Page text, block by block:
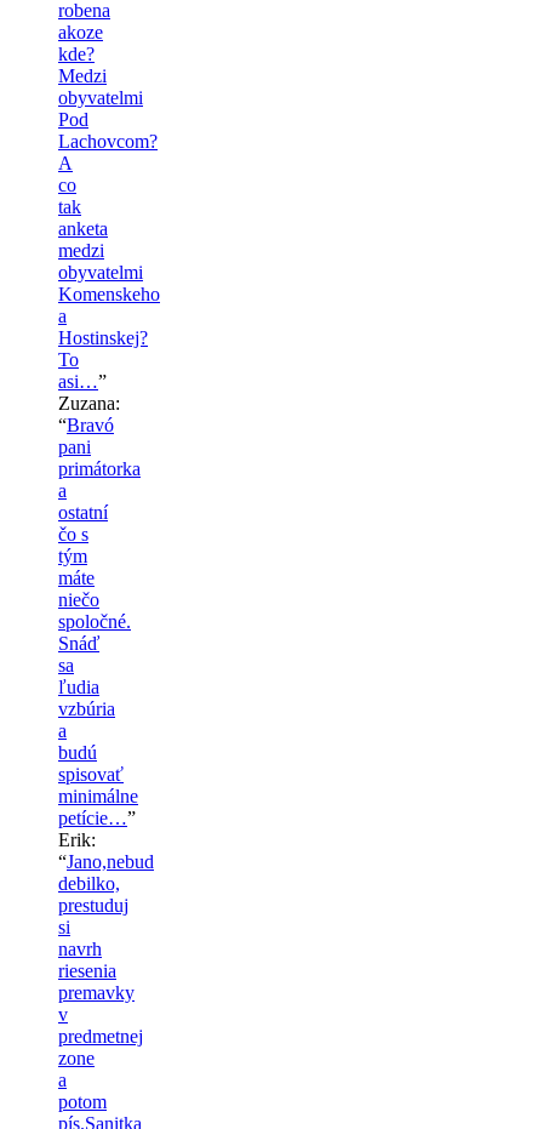
robena
akoze
kde?
Medzi
obyvatelmi
Pod
Lachovcom?
A
co
tak
anketa
medzi
obyvatelmi
Komenskeho
a
Hostinskej?
To
asi…”
Zuzana:
“Bravó
pani
primátorka
a
ostatní
čo s
tým
máte
niečo
spoločné.
Snáď
sa
ľudia
vzbúria
a
budú
spisovať
minimálne
petície…”
Erik:
“Jano,nebud
debilko,
prestuduj
si
navrh
riesenia
premavky
v
predmetnej
zone
a
potom
pís.Sanitka